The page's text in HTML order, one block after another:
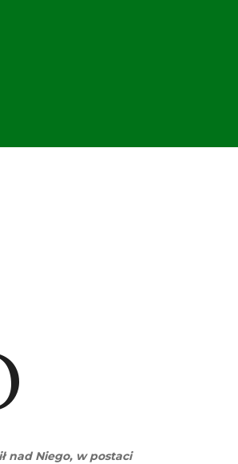
nad Niego, w postaci